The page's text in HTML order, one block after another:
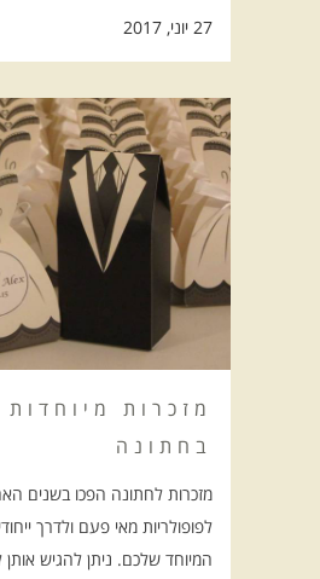
27 יוני, 2017
מזכרות
בחתונה
מזכרות לחתונה הפכו בשנים
לפופולריות מאי פעם ולדרך
המיוחד שלכם. ניתן להגיש